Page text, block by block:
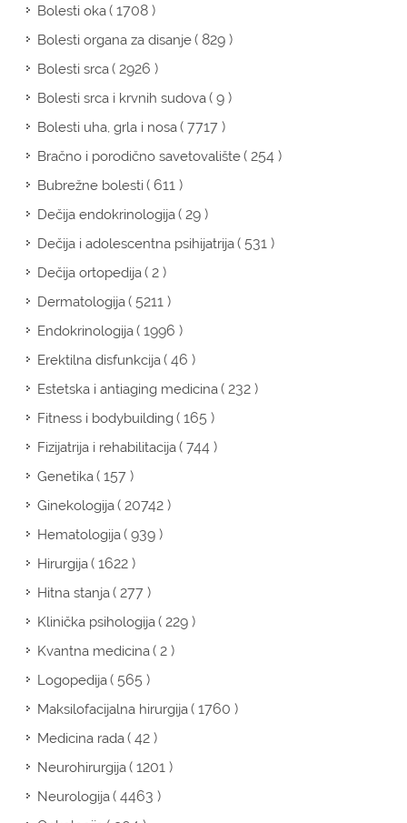
Bolesti oka( 1708 )
Bolesti organa za disanje( 829 )
Bolesti srca( 2926 )
Bolesti srca i krvnih sudova( 9 )
Bolesti uha, grla i nosa( 7717 )
Bračno i porodično savetovalište( 254 )
Bubrežne bolesti( 611 )
Dečija endokrinologija( 29 )
Dečija i adolescentna psihijatrija( 531 )
Dečija ortopedija( 2 )
Dermatologija( 5211 )
Endokrinologija( 1996 )
Erektilna disfunkcija( 46 )
Estetska i antiaging medicina( 232 )
Fitness i bodybuilding( 165 )
Fizijatrija i rehabilitacija( 744 )
Genetika( 157 )
Ginekologija( 20742 )
Hematologija( 939 )
Hirurgija( 1622 )
Hitna stanja( 277 )
Klinička psihologija( 229 )
Kvantna medicina( 2 )
Logopedija( 565 )
Maksilofacijalna hirurgija( 1760 )
Medicina rada( 42 )
Neurohirurgija( 1201 )
Neurologija( 4463 )